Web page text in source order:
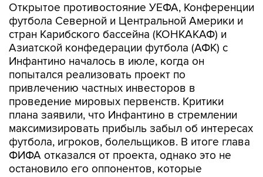
Открытое противостояние УЕФА, Конференции
футбола Северной и Центральной Америки и
стран Карибского бассейна (КОНКАКАФ) и
Азиатской конфедерации футбола (АФК) с
Инфантино началось в июле, когда он
попытался реализовать проект по
привлечению частных инвесторов в
проведение мировых первенств. Критики
плана заявили, что Инфантино в стремлении
максимизировать прибыль забыл об интересах
футбола, игроков, болельщиков. В итоге глава
ФИФА отказался от проекта, однако это не
остановило его оппонентов, которые